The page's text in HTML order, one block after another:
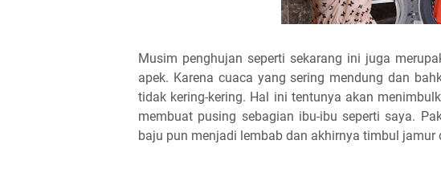
Musim penghujan seperti sekarang ini juga
apek. Karena cuaca yang sering mendung dan
tidak kering-kering. Hal ini tentunya akan
membuat pusing sebagian ibu-ibu seperti saya.
baju pun menjadi lembab dan akhirnya timbul jamur